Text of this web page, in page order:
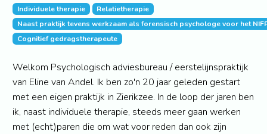
Individuele therapie
Relatietherapie
Naast praktijk tevens werkzaam als forensisch psychologe voor het
Cognitief gedragstherapeute
Welkom Psychologisch adviesbureau / eerstelijnspraktijk
van Eline van Andel. Ik ben zo'n 20 jaar geleden gestart
met een eigen praktijk in Zierikzee. In de loop der jaren ben
ik, naast individuele therapie, steeds meer gaan werken
met (echt)paren die om wat voor reden dan ook zijn